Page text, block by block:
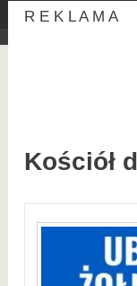
R E K L A M A
Kościół